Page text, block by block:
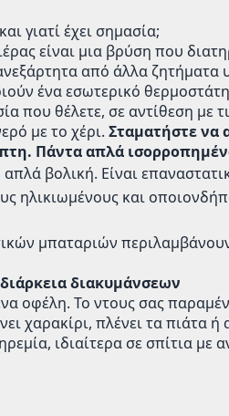
γιατί έχει σημασία;
είναι μια βρύση που
από άλλα ζητήματα
ένα εσωτερικό
που θέλετε, σε αντίθεση με
με το χέρι. Σταματήστε να
Πάντα απλά
βολική. Είναι
ηλικιωμένους και
μπαταριών
διακυμάνσεων
οφέλη. Το ντους σας
χαρακίρι, πλένει τα πιάτα ή
ιδιαίτερα σε σπίτια με